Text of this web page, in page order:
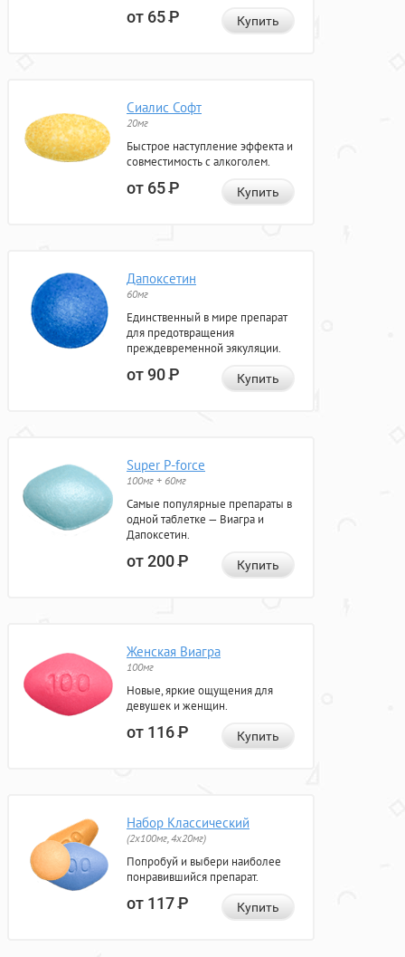
от 65Р Купить
Сиалис Софт
20мг
Быстрое наступление эффекта и
совместимость с алкоголем.
от 65Р Купить
Дапоксетин
60мг
Единственный в мире препарат
для предотвращения
преждевременной эякуляции.
от 90Р Купить
Super P-force
100мг + 60мг
Самые популярные препараты в
одной таблетке — Виагра и
Дапоксетин.
от 200Р Купить
Женская Виагра
100мг
Новые, яркие ощущения для
девушек и женщин.
от 116Р Купить
Набор Классический
(2x100мг, 4x20мг)
Попробуй и выбери наиболее
понравившийся препарат.
от 117Р Купить